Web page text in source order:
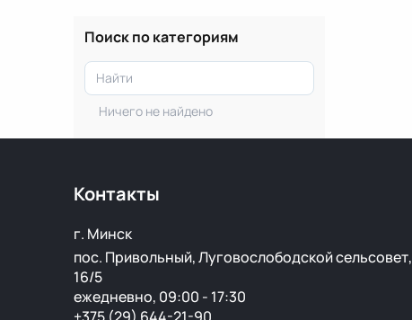
Поиск по категориям
Ничего не найдено
Контакты
г. Минск
пос. Привольный, Луговослободской сельсовет,
16/5
ежедневно, 09:00 - 17:30